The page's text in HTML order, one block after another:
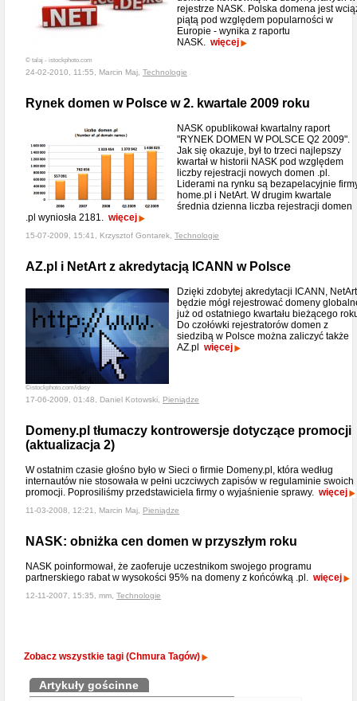
© talaj - istockphoto.com
rejestrze NASK. Polska domena jest
piątą pod względem popularności w
Europie - wynika z raportu
NASK. więcej
24-02-2010, 11:55, Marcin Maj, Technologie
Rynek domen w Polsce w 2. kwartale 2009 roku
NASK opublikował kwartalny raport
"RYNEK DOMEN W POLSCE Q2 2009".
Jak się okazuje, był to trzeci najlepszy
kwartał w historii NASK pod względem
liczby rejestracji nowych domen .pl.
Liderami na rynku są bezapelacyjnie
home.pl i NetArt. W drugim kwartale
średnia dzienna liczba rejestracji domen
.pl wyniosła 2181. więcej
15-07-2009, 15:41, Krzysztof Gontarek, Technologie
AZ.pl i NetArt z akredytacją ICANN w Polsce
©istockphoto.com/idesy
Dzięki zdobytej akredytacji ICANN, NetArt
będzie mógł rejestrować domeny
już od ostatniego kwartału bieżącego
Do czołówki rejestratorów domen z
siedzibą w Polsce można zaliczyć także
AZ.pl więcej
17-06-2009, 01:48, Daniel Kotowski, Pieniądze
Domeny.pl tłumaczy kontrowersje dotyczące promocji
(aktualizacja 2)
W ostatnim czasie głośno było w Sieci o firmie Domeny.pl, która według
internautów nie stosowała w pełni uczciwych zapisów w regulaminie swoich
promocji. Poprosiliśmy przedstawiciela firmy o wyjaśnienie sprawy. więcej
11-03-2008, 12:21, Marcin Maj, Pieniądze
NASK: obniżka cen domen w przyszłym roku
NASK poinformował, że zaoferuje uczestnikom swojego programu
partnerskiego rabat w wysokości 95% na domeny z końcówką .pl. więcej
12-11-2007, 15:35, mm, Technologie
Zobacz wszystkie tagi (Chmura Tagów)
Artykuły gościnne